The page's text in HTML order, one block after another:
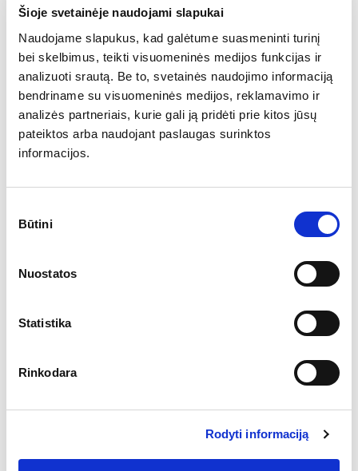
Šioje svetainėje naudojami slapukai
Naudojame slapukus, kad galėtume suasmeninti turinį
bei skelbimus, teikti visuomeninės medijos funkcijas ir
analizuoti srautą. Be to, svetainės naudojimo informaciją
bendriname su visuomeninės medijos, reklamavimo ir
analizės partneriais, kurie gali ją pridėti prie kitos jūsų
pateiktos arba naudojant paslaugas surinktos
informacijos.
pasirinkimas
Būtini
Nuostatos
Statistika
Rinkodara
Rodyti informaciją
„Bentley Styling“ paketą sukūrė ta pati inžinierių komanda, kuri
atsakinga už anglies pluošto komponentų kūrimą ankstesnės
kartos „Continental GT“ modeliams – įskaitant „GT3-R“,
„Supersports“, taip pat ir specialiuosius „Pikes Peak“ bei „Ice Race
Continental GT“ leidimus.